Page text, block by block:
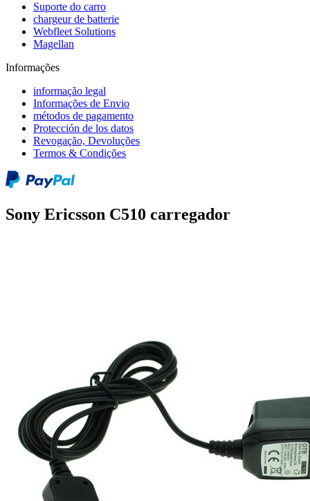
Suporte do carro
chargeur de batterie
Webfleet Solutions
Magellan
Informações
informação legal
Informações de Envio
métodos de pagamento
Protección de los datos
Revogação, Devoluções
Termos & Condições
Sony Ericsson C510 carregador